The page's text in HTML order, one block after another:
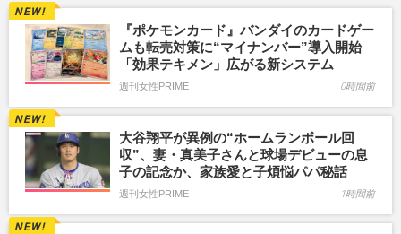
『ポケモンカード』バンダイのカードゲー
ムも転売対策に“マイナンバー”導入開始
「効果テキメン」広がる新システム
週刊女性PRIME 0時間前
大谷翔平が異例の“ホームランボール回
収”、妻・真美子さんと球場デビューの息
子の記念か、家族愛と子煩悩パパ秘話
週刊女性PRIME 1時間前